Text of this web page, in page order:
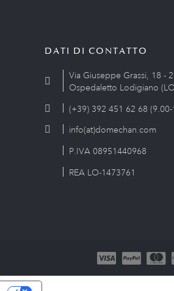
DATI DI CONTATTO
Via Giuseppe Grassi, 18 -
Ospedaletto Lodigiano
(+39) 392 451 62 68
info(at)domechan.com
P.IVA 08951440968
REA LO-1473761